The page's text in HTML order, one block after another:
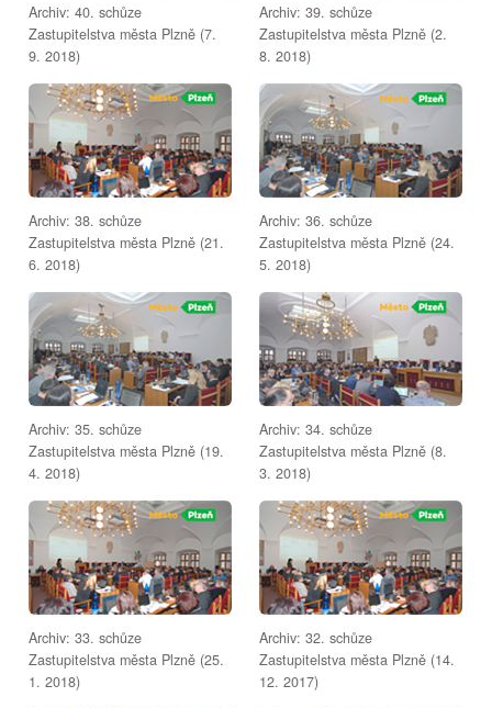
Archiv: 40. schůze
Zastupitelstva města Plzně (7.
9. 2018)
Archiv: 39. schůze
Zastupitelstva města Plzně (2.
8. 2018)
Archiv: 38. schůze
Zastupitelstva města Plzně (21.
6. 2018)
Archiv: 36. schůze
Zastupitelstva města Plzně (24.
5. 2018)
Archiv: 35. schůze
Zastupitelstva města Plzně (19.
4. 2018)
Archiv: 34. schůze
Zastupitelstva města Plzně (8.
3. 2018)
Archiv: 33. schůze
Zastupitelstva města Plzně (25.
1. 2018)
Archiv: 32. schůze
Zastupitelstva města Plzně (14.
12. 2017)